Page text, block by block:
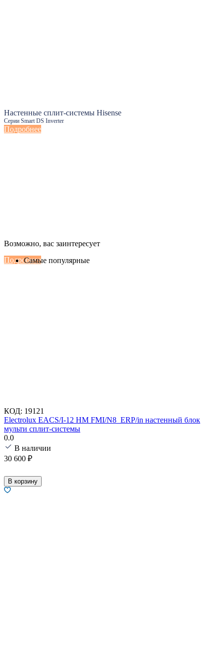
Настенные сплит-системы Hisense
Серии Smart DS Inverter
Подробнее
Настенные сплит-системы Haier
Подробнее
Возможно, вас заинтересует
Самые популярные
КОД: 19121
Electrolux EACS/I-12 HM FMI/N8_ERP/in настенный блок
мульти сплит-системы
0.0
В наличии
30 600 ₽
В корзину